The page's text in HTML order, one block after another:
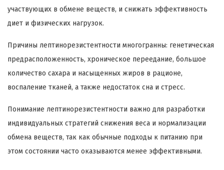
участвующих в обмене веществ, и снижать эффективность
диет и физических нагрузок.
Причины лептинорезистентности многогранны: генетическая
предрасположенность, хроническое переедание, большое
количество сахара и насыщенных жиров в рационе,
воспаление тканей, а также недостаток сна и стресс.
Понимание лептинорезистентности важно для разработки
индивидуальных стратегий снижения веса и нормализации
обмена веществ, так как обычные подходы к питанию при
этом состоянии часто оказываются менее эффективными.